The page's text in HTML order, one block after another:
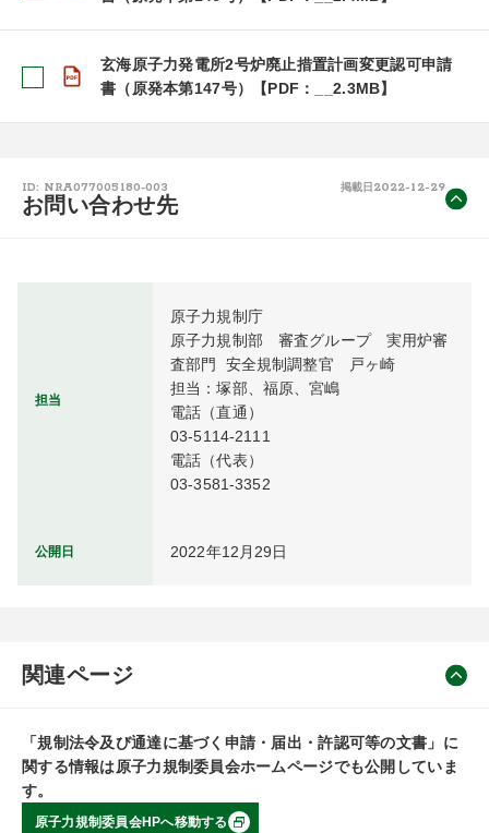
玄海原子力発電所2号炉廃止措置計画変更認可申請
書（原発本第147号）【PDF：__2.3MB】
ID: NRA077005180-003 掲載日 2022-12-29
お問い合わせ先
担当
原子力規制庁
原子力規制部　審査グループ　実用炉審
査部門  安全規制調整官　戸ヶ崎
担当：塚部、福原、宮嶋
電話（直通）
03-5114-2111
電話（代表）
03-3581-3352
公開日 2022年12月29日
関連ページ
「規制法令及び通達に基づく申請・届出・許認可等の文書」に
関する情報は原子力規制委員会ホームページでも公開していま
す。
原子力規制委員会HPへ移動する